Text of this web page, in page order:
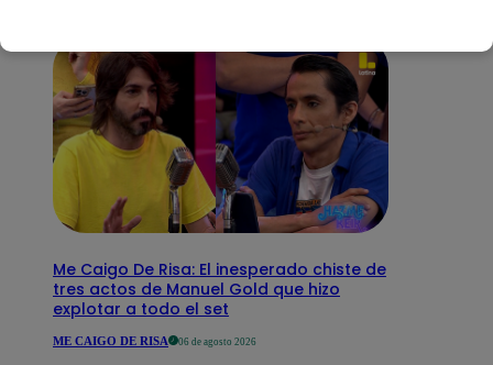
Me Caigo De Risa: El inesperado chiste de
tres actos de Manuel Gold que hizo
explotar a todo el set
ME CAIGO DE RISA 06 de agosto 2026